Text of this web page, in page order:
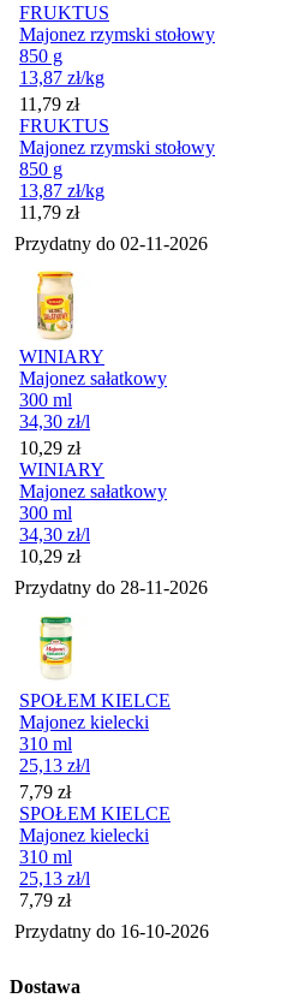
FRUKTUS
Majonez rzymski stołowy
850 g
13,87 zł/kg
Cena
11,79 zł
FRUKTUS
Majonez rzymski stołowy
850 g
13,87 zł/kg
Cena
11,79 zł
Przydatny do 02-11-2026
WINIARY
Majonez sałatkowy
300 ml
34,30 zł/l
Cena
10,29 zł
WINIARY
Majonez sałatkowy
300 ml
34,30 zł/l
Cena
10,29 zł
Przydatny do 28-11-2026
SPOŁEM KIELCE
Majonez kielecki
310 ml
25,13 zł/l
Cena
7,79 zł
SPOŁEM KIELCE
Majonez kielecki
310 ml
25,13 zł/l
Cena
7,79 zł
Przydatny do 16-10-2026
Dostawa